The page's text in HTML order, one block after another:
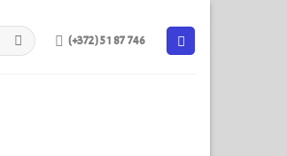
(+372) 51 87 746